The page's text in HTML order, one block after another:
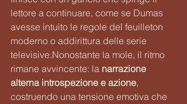
lettore a continuare, come se Dumas
avesse intuito le regole del feuilleton
moderno o addirittura delle serie
televisive.Nonostante la mole, il ritmo
rimane avvincente: la narrazione
alterna introspezione e azione,
costruendo una tensione emotiva che